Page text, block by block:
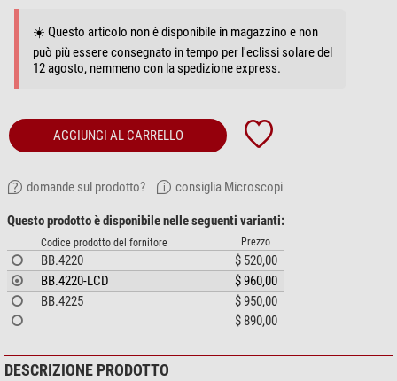
☀️ Questo articolo non è disponibile in magazzino e non
può più essere consegnato in tempo per l'eclissi solare del
12 agosto, nemmeno con la spedizione express.
AGGIUNGI AL CARRELLO
domande sul prodotto? consiglia Microscopi
Questo prodotto è disponibile nelle seguenti varianti:
Codice prodotto del fornitore Prezzo
BB.4220
$ 520,00
BB.4220-LCD
$ 960,00
BB.4225
$ 950,00
$ 890,00
DESCRIZIONE PRODOTTO